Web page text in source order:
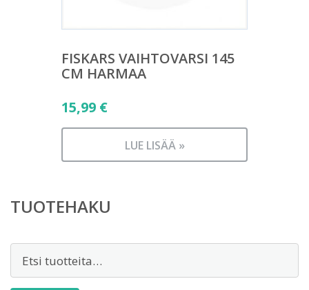
FISKARS VAIHTOVARSI 145
CM HARMAA
15,99 €
LUE LISÄÄ »
TUOTEHAKU